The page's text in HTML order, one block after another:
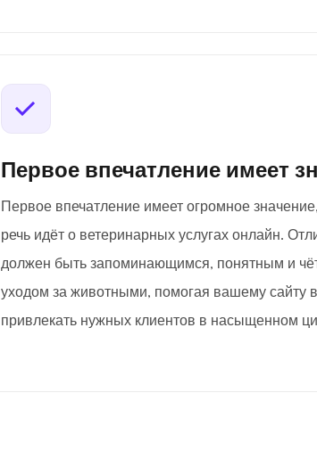
Первое впечатление имеет
Первое впечатление имеет огромное
речь идёт о ветеринарных услугах онлайн.
должен быть запоминающимся, понятным и
уходом за животными, помогая вашему сайту
привлекать нужных клиентов в насыщенном